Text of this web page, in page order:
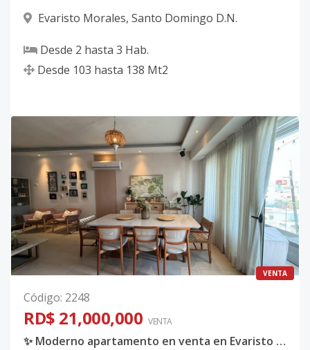
Evaristo Morales, Santo Domingo D.N.
Desde 2 hasta 3 Hab.
Desde 103 hasta 138 Mt2
VENTA
Código: 2248
RD$ 21,000,000 VENTA
✨ Moderno apartamento en venta en Evaristo Morales ✨